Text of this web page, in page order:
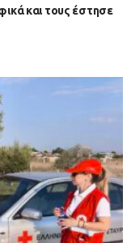
και τους έστησε